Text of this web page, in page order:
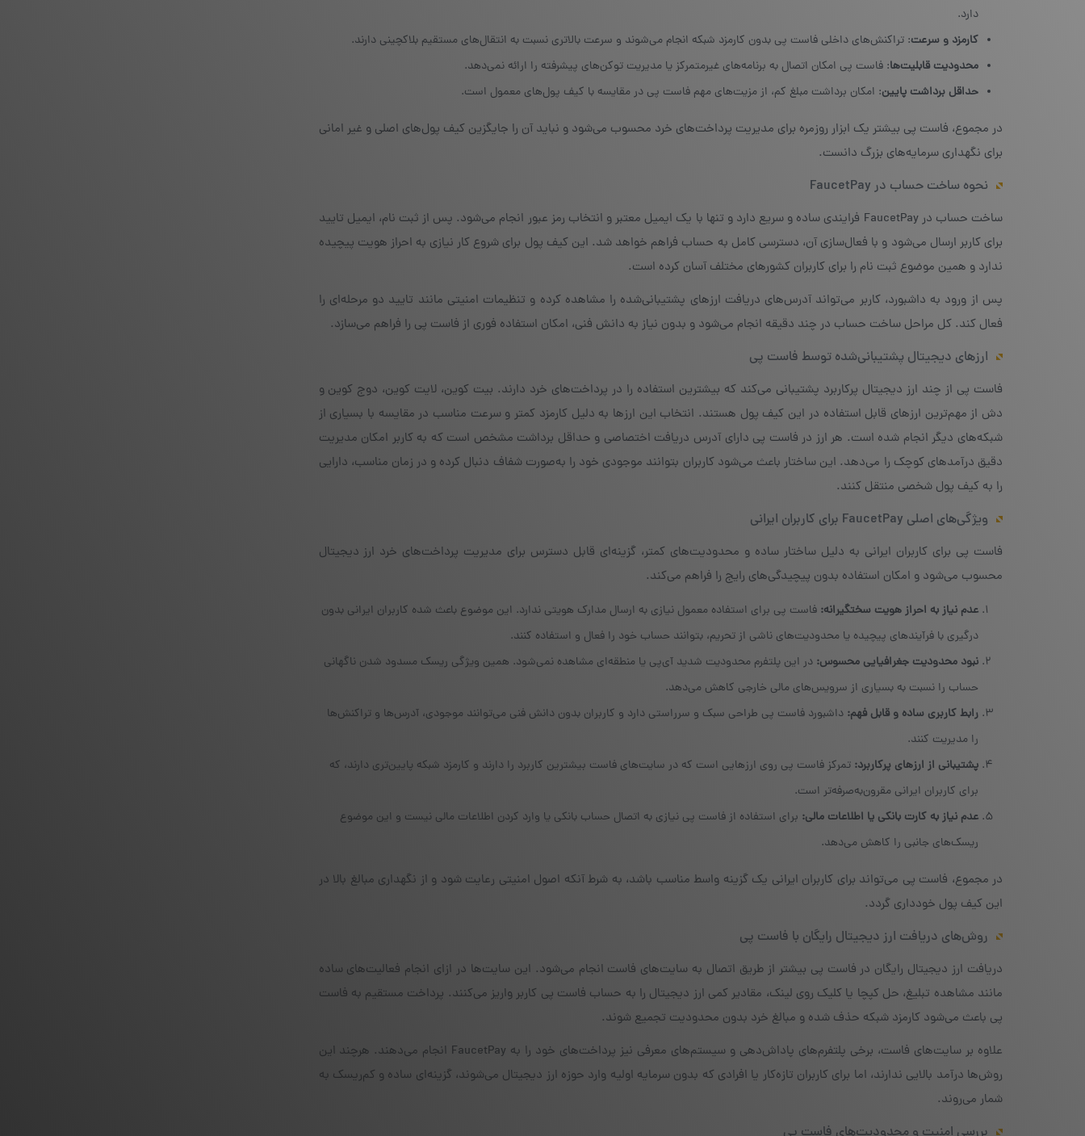
دارد.
کارمزد و سرعت: تراکنش‌های داخلی فاست پی بدون کارمزد شبکه انجام می‌شوند و سرعت بالاتری نسبت به انتقال‌های مستقیم بلاکچینی دارند.
محدودیت قابلیت‌ها: فاست پی امکان اتصال به برنامه‌های غیرمتمرکز یا مدیریت توکن‌های پیشرفته را ارائه نمی‌دهد.
حداقل برداشت پایین: امکان برداشت مبلغ کم، از مزیت‌های مهم فاست پی در مقایسه با کیف پول‌های معمول است.
در مجموع، فاست پی بیشتر یک ابزار روزمره برای مدیریت پرداخت‌های خرد محسوب می‌شود و نباید آن را جایگزین کیف پول‌های اصلی و غیر امانی
برای نگهداری سرمایه‌های بزرگ دانست.
نحوه ساخت حساب در FaucetPay
ساخت حساب در FaucetPay فرایندی ساده و سریع دارد و تنها با یک ایمیل معتبر و انتخاب رمز عبور انجام می‌شود. پس از ثبت نام، ایمیل تایید
برای کاربر ارسال می‌شود و با فعال‌سازی آن، دسترسی کامل به حساب فراهم خواهد شد. این کیف پول برای شروع کار نیازی به احراز هویت پیچیده
ندارد و همین موضوع ثبت نام را برای کاربران کشورهای مختلف آسان کرده است.
پس از ورود به داشبورد، کاربر می‌تواند آدرس‌های دریافت ارزهای پشتیبانی‌شده را مشاهده کرده و تنظیمات امنیتی مانند تایید دو مرحله‌ای را
فعال کند. کل مراحل ساخت حساب در چند دقیقه انجام می‌شود و بدون نیاز به دانش فنی، امکان استفاده فوری از فاست پی را فراهم می‌سازد.
ارزهای دیجیتال پشتیبانی‌شده توسط فاست پی
فاست پی از چند ارز دیجیتال پرکاربرد پشتیبانی می‌کند که بیشترین استفاده را در پرداخت‌های خرد دارند. بیت کوین، لایت کوین، دوج کوین و
دش از مهم‌ترین ارزهای قابل استفاده در این کیف پول هستند. انتخاب این ارزها به دلیل کارمزد کمتر و سرعت مناسب در مقایسه با بسیاری از
شبکه‌های دیگر انجام شده است. هر ارز در فاست پی دارای آدرس دریافت اختصاصی و حداقل برداشت مشخص است که به کاربر امکان مدیریت
دقیق درآمدهای کوچک را می‌دهد. این ساختار باعث می‌شود کاربران بتوانند موجودی خود را به‌صورت شفاف دنبال کرده و در زمان مناسب، دارایی
را به کیف پول شخصی منتقل کنند.
ویژگی‌های اصلی FaucetPay برای کاربران ایرانی
فاست پی برای کاربران ایرانی به دلیل ساختار ساده و محدودیت‌های کمتر، گزینه‌ای قابل دسترس برای مدیریت پرداخت‌های خرد ارز دیجیتال
محسوب می‌شود و امکان استفاده بدون پیچیدگی‌های رایج را فراهم می‌کند.
عدم نیاز به احراز هویت سختگیرانه: فاست پی برای استفاده معمول نیازی به ارسال مدارک هویتی ندارد. این موضوع باعث شده کاربران ایرانی بدون
درگیری با فرآیندهای پیچیده یا محدودیت‌های ناشی از تحریم، بتوانند حساب خود را فعال و استفاده کنند.
نبود محدودیت جغرافیایی محسوس: در این پلتفرم محدودیت شدید آی‌پی یا منطقه‌ای مشاهده نمی‌شود. همین ویژگی ریسک مسدود شدن ناگهانی
حساب را نسبت به بسیاری از سرویس‌های مالی خارجی کاهش می‌دهد.
رابط کاربری ساده و قابل فهم: داشبورد فاست پی طراحی سبک و سرراستی دارد و کاربران بدون دانش فنی می‌توانند موجودی، آدرس‌ها و تراکنش‌ها
را مدیریت کنند.
پشتیبانی از ارزهای پرکاربرد: تمرکز فاست پی روی ارزهایی است که در سایت‌های فاست بیشترین کاربرد را دارند و کارمزد شبکه پایین‌تری دارند، که
برای کاربران ایرانی مقرون‌به‌صرفه‌تر است.
عدم نیاز به کارت بانکی یا اطلاعات مالی: برای استفاده از فاست پی نیازی به اتصال حساب بانکی یا وارد کردن اطلاعات مالی نیست و این موضوع
ریسک‌های جانبی را کاهش می‌دهد.
در مجموع، فاست پی می‌تواند برای کاربران ایرانی یک گزینه واسط مناسب باشد، به شرط آنکه اصول امنیتی رعایت شود و از نگهداری مبالغ بالا در
این کیف پول خودداری گردد.
روش‌های دریافت ارز دیجیتال رایگان با فاست پی
دریافت ارز دیجیتال رایگان در فاست پی بیشتر از طریق اتصال به سایت‌های فاست انجام می‌شود. این سایت‌ها در ازای انجام فعالیت‌های ساده
مانند مشاهده تبلیغ، حل کپچا یا کلیک روی لینک، مقادیر کمی ارز دیجیتال را به حساب فاست پی کاربر واریز می‌کنند. پرداخت مستقیم به فاست
پی باعث می‌شود کارمزد شبکه حذف شده و مبالغ خرد بدون محدودیت تجمیع شوند.
علاوه بر سایت‌های فاست، برخی پلتفرم‌های پاداش‌دهی و سیستم‌های معرفی نیز پرداخت‌های خود را به FaucetPay انجام می‌دهند. هرچند این
روش‌ها درآمد بالایی ندارند، اما برای کاربران تازه‌کار یا افرادی که بدون سرمایه اولیه وارد حوزه ارز دیجیتال می‌شوند، گزینه‌ای ساده و کم‌ریسک به
شمار می‌روند.